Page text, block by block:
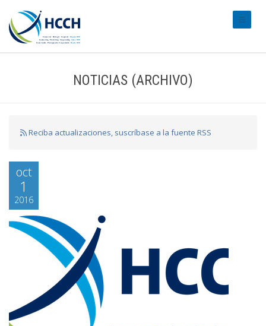
NOTICIAS (ARCHIVO)
Reciba actualizaciones, suscríbase a la fuente RSS
oct
1
2016